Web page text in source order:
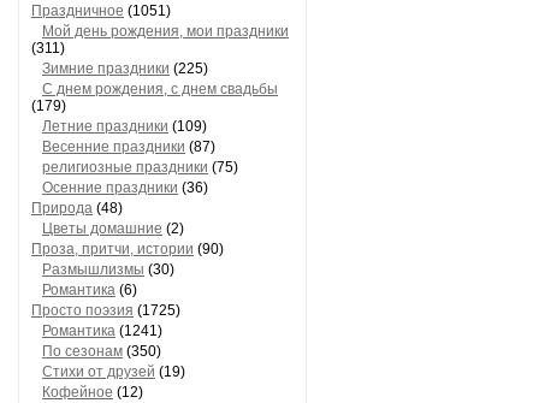
Праздничное (1051)
Мой день рождения, мои праздники
(311)
Зимние праздники (225)
С днем рождения, с днем свадьбы
(179)
Летние праздники (109)
Весенние праздники (87)
религиозные праздники (75)
Осенние праздники (36)
Природа (48)
Цветы домашние (2)
Проза, притчи, истории (90)
Размышлизмы (30)
Романтика (6)
Просто поэзия (1725)
Романтика (1241)
По сезонам (350)
Стихи от друзей (19)
Кофейное (12)